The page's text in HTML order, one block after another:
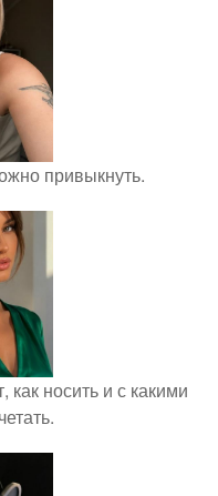
привыкнуть.
как носить и с какими